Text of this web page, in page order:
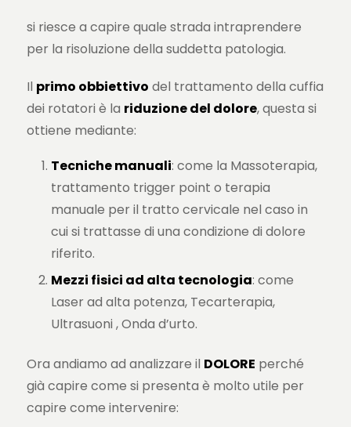
si riesce a capire quale strada intraprendere
per la risoluzione della suddetta patologia.
Il primo obbiettivo del trattamento della cuffia
dei rotatori è la riduzione del dolore, questa si
ottiene mediante:
Tecniche manuali: come la Massoterapia,
trattamento trigger point o terapia
manuale per il tratto cervicale nel caso in
cui si trattasse di una condizione di dolore
riferito.
Mezzi fisici ad alta tecnologia: come
Laser ad alta potenza, Tecarterapia,
Ultrasuoni , Onda d’urto.
Ora andiamo ad analizzare il DOLORE perché
già capire come si presenta è molto utile per
capire come intervenire: